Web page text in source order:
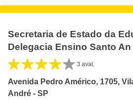
Secretaria de Estado da
Delegacia Ensino Santo An
3 aval.
Avenida Pedro Américo, 1705,
André - SP